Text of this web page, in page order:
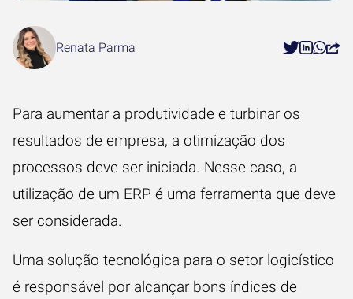
Renata Parma
Para aumentar a produtividade e turbinar os
resultados de empresa, a otimização dos
processos deve ser iniciada. Nesse caso, a
utilização de um ERP é uma ferramenta que deve
ser considerada.
Uma solução tecnológica para o setor logicístico
é responsável por alcançar bons índices de